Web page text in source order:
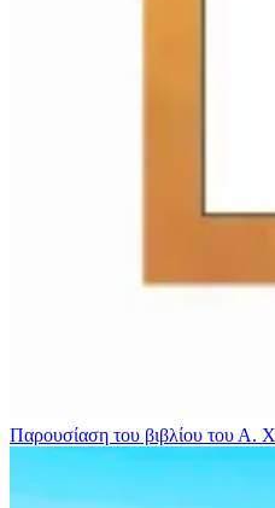
Παρουσίαση του βιβλίου του Α.